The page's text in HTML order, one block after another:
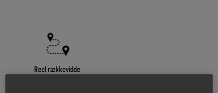
Reel rækkevidde